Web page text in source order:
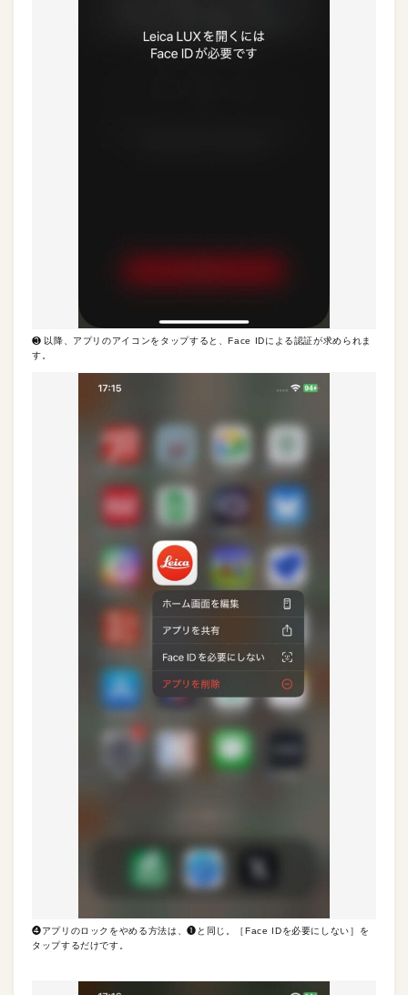
❸ 以降、アプリのアイコンをタップすると、Face IDによる認証が求められま
す。
❹アプリのロックをやめる方法は、❶と同じ。［Face IDを必要にしない］を
タップするだけです。